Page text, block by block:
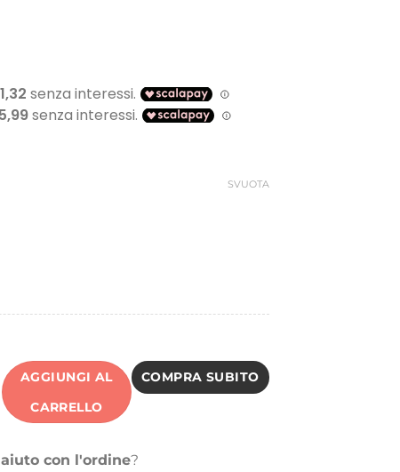
SVUOTA
AGGIUNGI AL
CARRELLO
COMPRA SUBITO
aiuto con l'ordine?